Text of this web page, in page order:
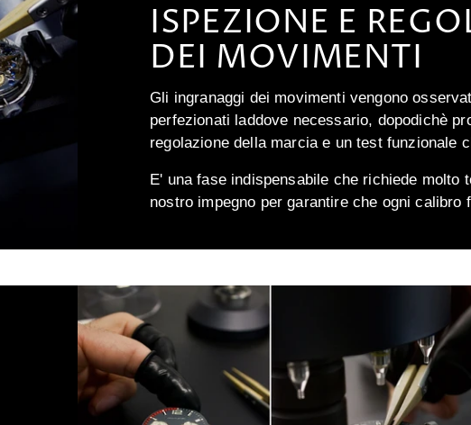
ISPEZIONE E
DEI MOVIMENTI
Gli ingranaggi dei movimenti vengono
perfezionati laddove necessario, dopodichè
regolazione della marcia e un test funzionale
E' una fase indispensabile che richiede molto
nostro impegno per garantire che ogni calibro